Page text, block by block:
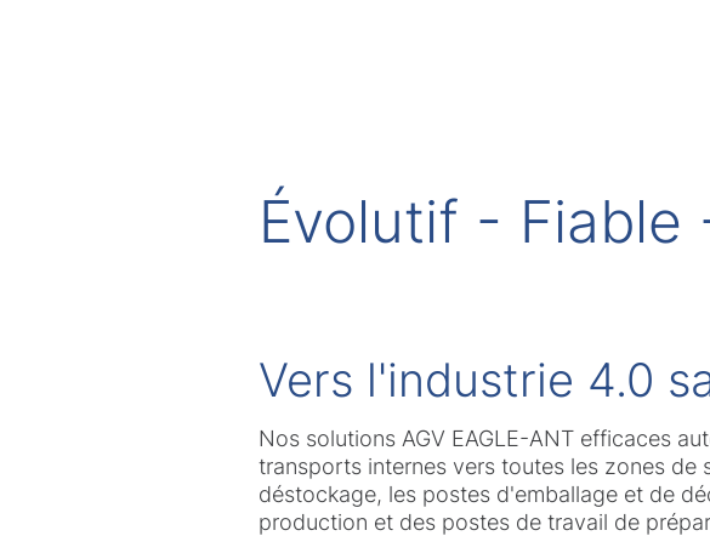
Évolutif - Fiable
Vers l'industrie 4.0
Nos solutions AGV EAGLE-ANT efficaces
transports internes vers toutes les zones
déstockage, les postes d'emballage et de
production et des postes de travail de